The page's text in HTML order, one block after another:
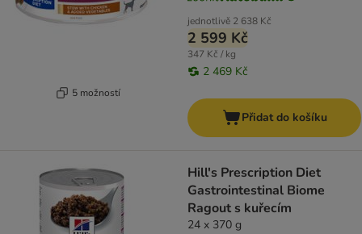
5 možností
jednotlivě 2 638 Kč
2 599 Kč
347 Kč / kg
2 469 Kč
Přidat do košíku
Hill's Prescription Diet
Gastrointestinal Biome
Ragout s kuřecím
24 x 370 g